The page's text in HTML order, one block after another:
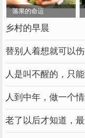
落果的命运
乡村的早晨
替别人着想就可以
人是叫不醒的，只
人到中年，做一个
老了以后才知道，